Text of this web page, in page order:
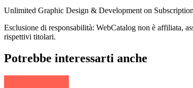
Unlimited Graphic Design & Development on
Esclusione di responsabilità: WebCatalog non è affiliata,
rispettivi titolari.
Potrebbe interessarti anche